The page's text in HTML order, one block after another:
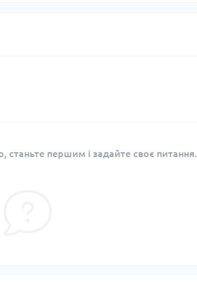
станьте першим і задайте своє питання.